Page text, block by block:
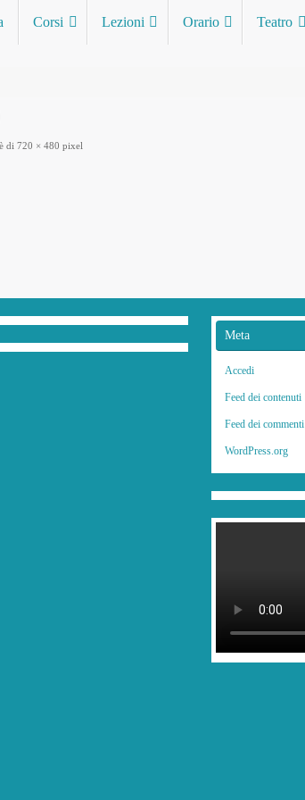
Corsi Lezioni Orario Teatro
di 720 × 480 pixel
Meta
Accedi
Feed dei contenuti
Feed dei commenti
WordPress.org